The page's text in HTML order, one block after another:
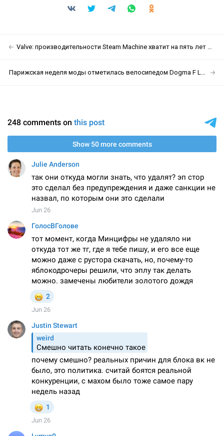
Valve: производительности Steam Machine хватит на пять лет вперёд
Парижская неделя моды отметилась велосипедом Dogma F Louis Vuitton и Фаррелла Уильямса